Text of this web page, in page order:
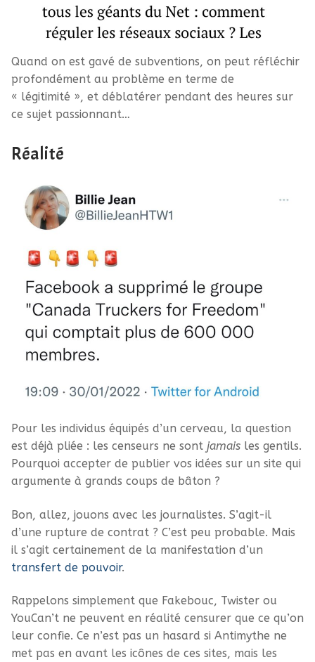
Quand on est gavé de subventions, on peut réfléchir
profondément au problème en terme de
« légitimité », et déblatérer pendant des heures sur
ce sujet passionnant…
Réalité
Pour les individus équipés d’un cerveau, la question
est déjà pliée : les censeurs ne sont jamais les gentils.
Pourquoi accepter de publier vos idées sur un site qui
argumente à grands coups de bâton ?
Bon, allez, jouons avec les journalistes. S’agit-il
d’une rupture de contrat ? C’est peu probable. Mais
il s’agit certainement de la manifestation d’un
transfert de pouvoir.
Rappelons simplement que Fakebouc, Twister ou
YouCan’t ne peuvent en réalité censurer que ce qu’on
leur confie. Ce n’est pas un hasard si Antimythe ne
met pas en avant les icônes de ces sites, mais les